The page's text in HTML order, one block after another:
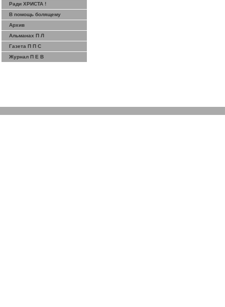
Ради ХРИСТА !
В помощь болящему
Архив
Альманах П Л
Газета П П С
Журнал П Е В